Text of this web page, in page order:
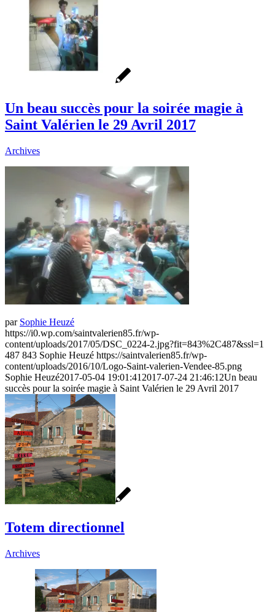
Un beau succès pour la soirée magie à
Saint Valérien le 29 Avril 2017
Archives
par Sophie Heuzé
https://i0.wp.com/saintvalerien85.fr/wp-
content/uploads/2017/05/DSC_0224-2.jpg?fit=843%2C487&ssl=1
487 843 Sophie Heuzé https://saintvalerien85.fr/wp-
content/uploads/2016/10/Logo-Saint-valerien-Vendee-85.png
Sophie Heuzé2017-05-04 19:01:41 2017-07-24 21:46:12Un beau
succès pour la soirée magie à Saint Valérien le 29 Avril 2017
Totem directionnel
Archives